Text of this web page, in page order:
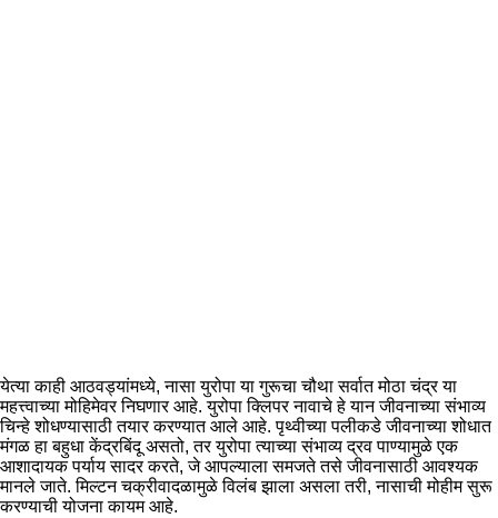
येत्या काही आठवड्यांमध्ये, नासा युरोपा या गुरूचा चौथा सर्वात मोठा चंद्र या
महत्त्वाच्या मोहिमेवर निघणार आहे. युरोपा क्लिपर नावाचे हे यान जीवनाच्या संभाव्य
चिन्हे शोधण्यासाठी तयार करण्यात आले आहे. पृथ्वीच्या पलीकडे जीवनाच्या शोधात
मंगळ हा बहुधा केंद्रबिंदू असतो, तर युरोपा त्याच्या संभाव्य द्रव पाण्यामुळे एक
आशादायक पर्याय सादर करते, जे आपल्याला समजते तसे जीवनासाठी आवश्यक
मानले जाते. मिल्टन चक्रीवादळामुळे विलंब झाला असला तरी, नासाची मोहीम सुरू
करण्याची योजना कायम आहे.